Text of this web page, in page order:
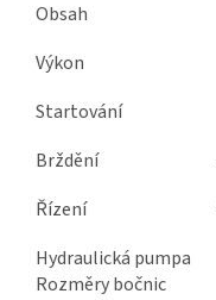
Obsah
Výkon
Startování
Brždění
Řízení
Hydraulická pumpa
Rozměry bočnic